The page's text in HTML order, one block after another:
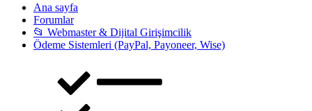
Ana sayfa
Forumlar
📂 Webmaster & Dijital Girişimcilik
Ödeme Sistemleri (PayPal, Payoneer, Wise)